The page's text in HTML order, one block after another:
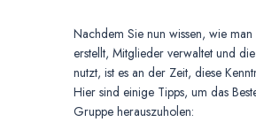
Nachdem Sie nun wissen, wie
erstellt, Mitglieder verwaltet und
nutzt, ist es an der Zeit, diese
Hier sind einige Tipps, um das
Gruppe herauszuholen: